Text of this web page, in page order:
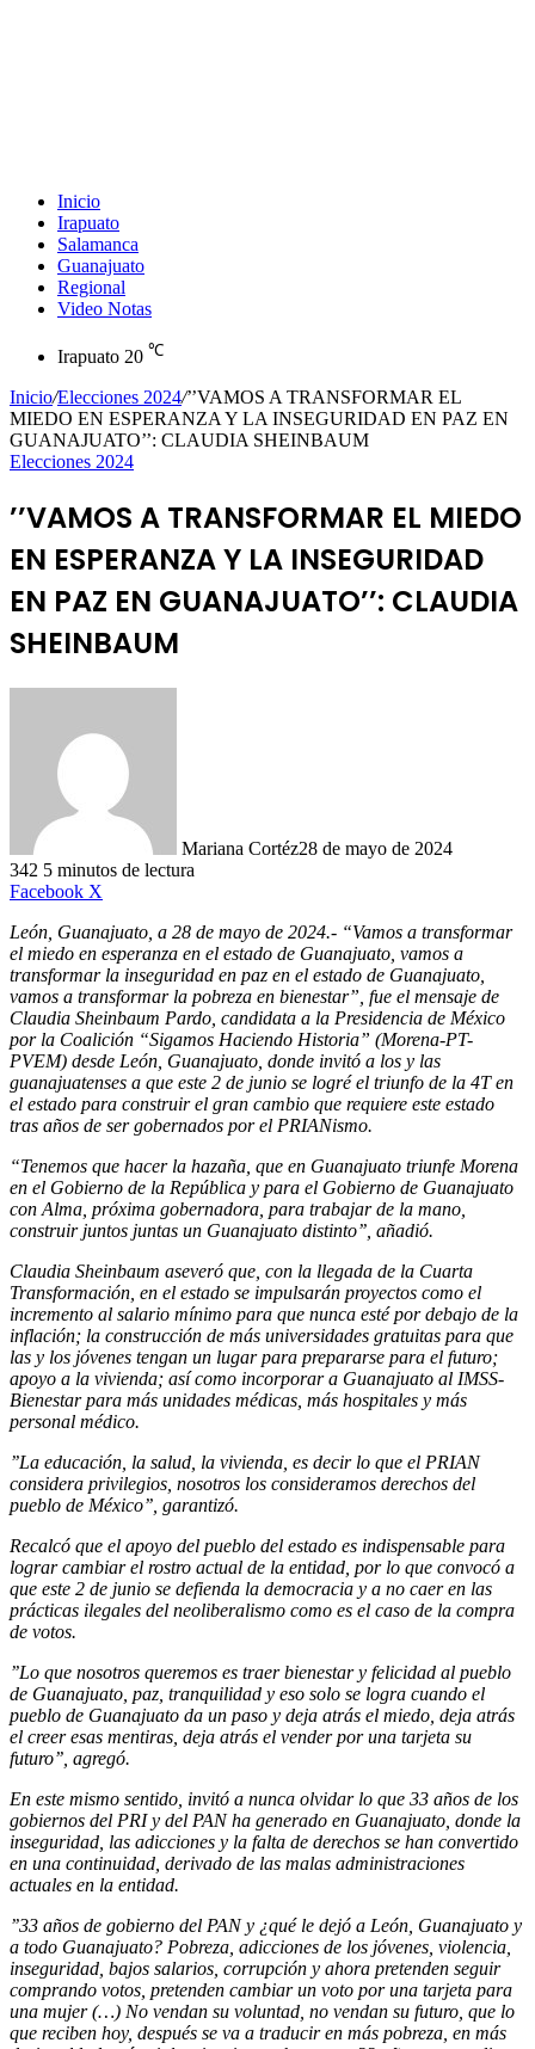
Inicio
Irapuato
Salamanca
Guanajuato
Regional
Video Notas
Irapuato 20 ℃
Inicio/Elecciones 2024/’’VAMOS A TRANSFORMAR EL
MIEDO EN ESPERANZA Y LA INSEGURIDAD EN PAZ EN
GUANAJUATO’’: CLAUDIA SHEINBAUM
Elecciones 2024
’’VAMOS A TRANSFORMAR EL MIEDO
EN ESPERANZA Y LA INSEGURIDAD
EN PAZ EN GUANAJUATO’’: CLAUDIA
SHEINBAUM
Mariana Cortéz28 de mayo de 2024
342 5 minutos de lectura
Facebook X
León, Guanajuato, a 28 de mayo de 2024.- “Vamos a transformar
el miedo en esperanza en el estado de Guanajuato, vamos a
transformar la inseguridad en paz en el estado de Guanajuato,
vamos a transformar la pobreza en bienestar”, fue el mensaje de
Claudia Sheinbaum Pardo, candidata a la Presidencia de México
por la Coalición “Sigamos Haciendo Historia” (Morena-PT-
PVEM) desde León, Guanajuato, donde invitó a los y las
guanajuatenses a que este 2 de junio se logré el triunfo de la 4T en
el estado para construir el gran cambio que requiere este estado
tras años de ser gobernados por el PRIANismo.
“Tenemos que hacer la hazaña, que en Guanajuato triunfe Morena
en el Gobierno de la República y para el Gobierno de Guanajuato
con Alma, próxima gobernadora, para trabajar de la mano,
construir juntos juntas un Guanajuato distinto’’, añadió.
Claudia Sheinbaum aseveró que, con la llegada de la Cuarta
Transformación, en el estado se impulsarán proyectos como el
incremento al salario mínimo para que nunca esté por debajo de la
inflación; la construcción de más universidades gratuitas para que
las y los jóvenes tengan un lugar para prepararse para el futuro;
apoyo a la vivienda; así como incorporar a Guanajuato al IMSS-
Bienestar para más unidades médicas, más hospitales y más
personal médico.
’’La educación, la salud, la vivienda, es decir lo que el PRIAN
considera privilegios, nosotros los consideramos derechos del
pueblo de México’’, garantizó.
Recalcó que el apoyo del pueblo del estado es indispensable para
lograr cambiar el rostro actual de la entidad, por lo que convocó a
que este 2 de junio se defienda la democracia y a no caer en las
prácticas ilegales del neoliberalismo como es el caso de la compra
de votos.
’’Lo que nosotros queremos es traer bienestar y felicidad al pueblo
de Guanajuato, paz, tranquilidad y eso solo se logra cuando el
pueblo de Guanajuato da un paso y deja atrás el miedo, deja atrás
el creer esas mentiras, deja atrás el vender por una tarjeta su
futuro’’, agregó.
En este mismo sentido, invitó a nunca olvidar lo que 33 años de los
gobiernos del PRI y del PAN ha generado en Guanajuato, donde la
inseguridad, las adicciones y la falta de derechos se han convertido
en una continuidad, derivado de las malas administraciones
actuales en la entidad.
’’33 años de gobierno del PAN y ¿qué le dejó a León, Guanajuato y
a todo Guanajuato? Pobreza, adicciones de los jóvenes, violencia,
inseguridad, bajos salarios, corrupción y ahora pretenden seguir
comprando votos, pretenden cambiar un voto por una tarjeta para
una mujer (…) No vendan su voluntad, no vendan su futuro, que lo
que reciben hoy, después se va a traducir en más pobreza, en más